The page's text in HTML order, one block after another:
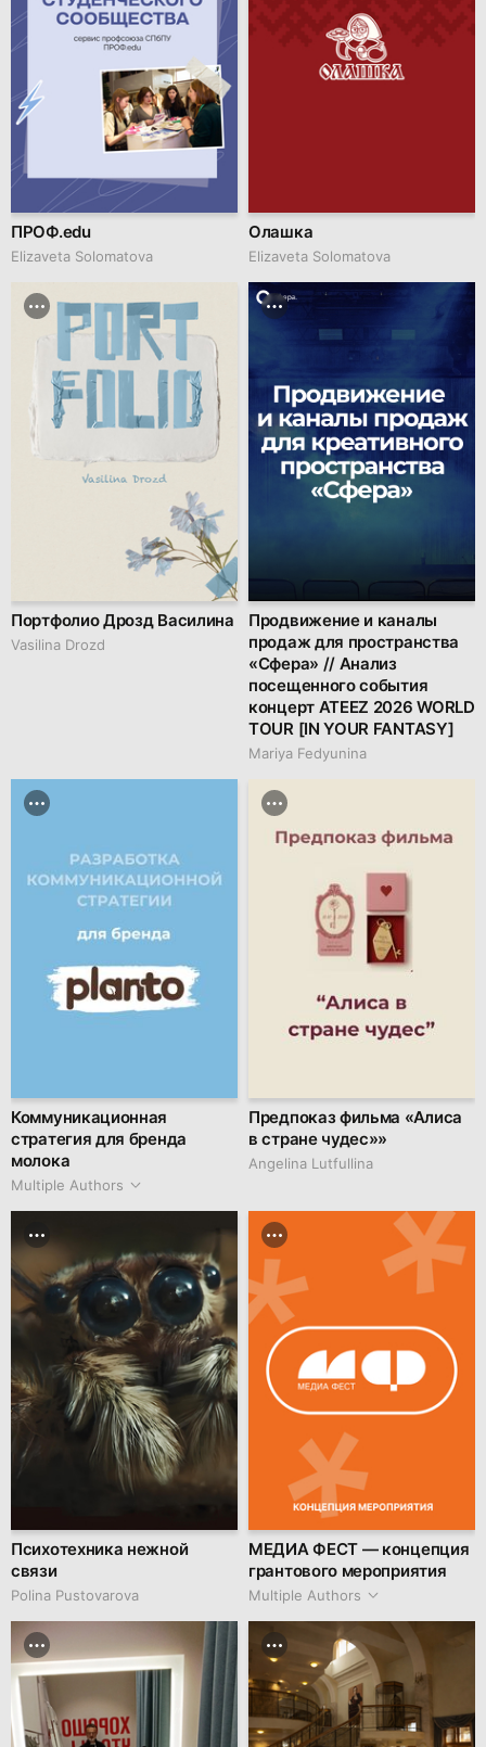
ПРОФ.edu
Elizaveta Solomatova
Олашка
Elizaveta Solomatova
Портфолио Дрозд Василина
Vasilina Drozd
Продвижение и каналы
продаж для пространства
«Сфера» // Анализ
посещенного события
концерт ATEEZ 2026 WORLD
TOUR [IN YOUR FANTASY]
Mariya Fedyunina
Коммуникационная
стратегия для бренда
молока
Multiple Authors
Предпоказ фильма «Алиса
в стране чудес»»
Angelina Lutfullina
Психотехника нежной
связи
Polina Pustovarova
МЕДИА ФЕСТ — концепция
грантового мероприятия
Multiple Authors